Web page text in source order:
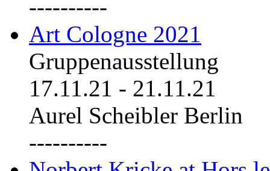
----------
Art Cologne 2021
Gruppenausstellung
17.11.21 - 21.11.21
Aurel Scheibler Berlin
----------